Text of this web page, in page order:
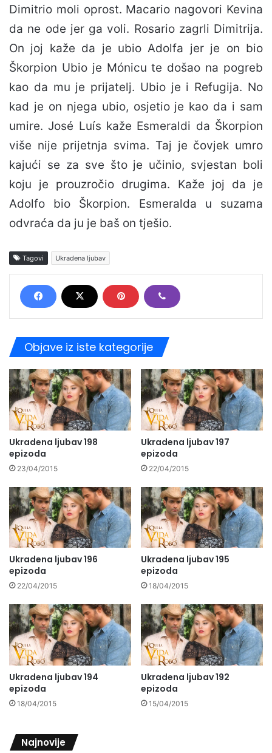
Dimitrio moli oprost. Macario nagovori Kevina
da ne ode jer ga voli. Rosario zagrli Dimitrija.
On joj kaže da je ubio Adolfa jer je on bio
Škorpion Ubio je Mónicu te došao na pogreb
kao da mu je prijatelj. Ubio je i Refugija. No
kad je on njega ubio, osjetio je kao da i sam
umire. José Luís kaže Esmeraldi da Škorpion
više nije prijetnja svima. Taj je čovjek umro
kajući se za sve što je učinio, svjestan boli
koju je prouzročio drugima. Kaže joj da je
Adolfo bio Škorpion. Esmeralda u suzama
odvraća da ju je baš on tješio.
Tagovi Ukradena ljubav
Objave iz iste kategorije
Ukradena ljubav 198
epizoda
23/04/2015
Ukradena ljubav 197
epizoda
22/04/2015
Ukradena ljubav 196
epizoda
22/04/2015
Ukradena ljubav 195
epizoda
18/04/2015
Ukradena ljubav 194
epizoda
18/04/2015
Ukradena ljubav 192
epizoda
15/04/2015
Najnovije